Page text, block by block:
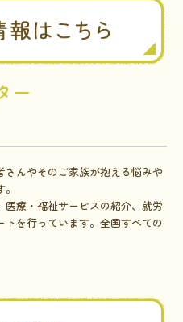
ー
んやそのご家族が抱える悩みや
療・福祉サービスの紹介、就労
を行っています。全国すべての